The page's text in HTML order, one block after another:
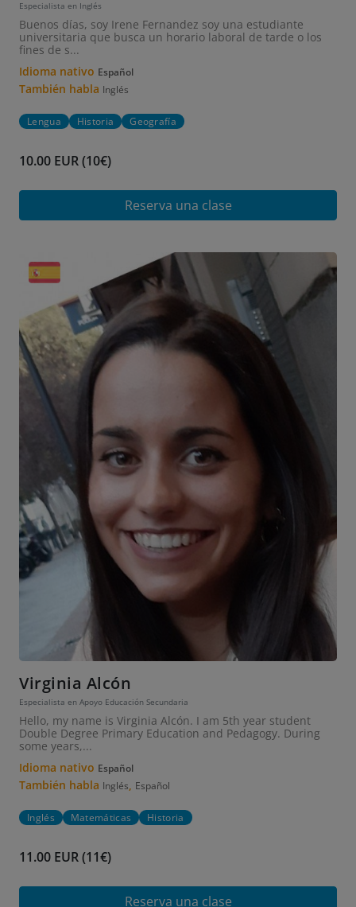
Especialista en Inglés
Buenos días, soy Irene Fernandez soy una estudiante
universitaria que busca un horario laboral de tarde o los
fines de s...
Idioma nativo Español
También habla Inglés
Lengua Historia Geografía
10.00 EUR (10€)
Reserva una clase
Virginia Alcón
Especialista en Apoyo Educación Secundaria
Hello, my name is Virginia Alcón. I am 5th year student
Double Degree Primary Education and Pedagogy. During
some years,...
Idioma nativo Español
También habla Inglés, Español
Inglés Matemáticas Historia
11.00 EUR (11€)
Reserva una clase